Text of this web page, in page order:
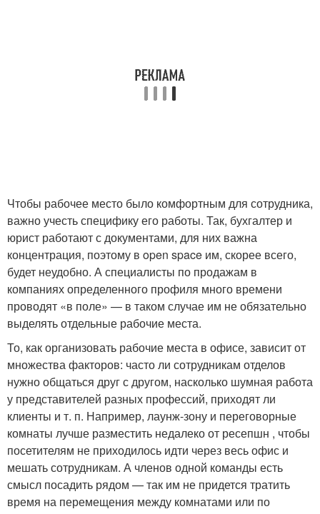
Чтобы рабочее место было комфортным для сотрудника,
важно учесть специфику его работы. Так, бухгалтер и
юрист работают с документами, для них важна
концентрация, поэтому в open space им, скорее всего,
будет неудобно. А специалисты по продажам в
компаниях определенного профиля много времени
проводят «в поле» — в таком случае им не обязательно
выделять отдельные рабочие места.
То, как организовать рабочие места в офисе, зависит от
множества факторов: часто ли сотрудникам отделов
нужно общаться друг с другом, насколько шумная работа
у представителей разных профессий, приходят ли
клиенты и т. п. Например, лаунж-зону и переговорные
комнаты лучше разместить недалеко от ресепшн , чтобы
посетителям не приходилось идти через весь офис и
мешать сотрудникам. А членов одной команды есть
смысл посадить рядом — так им не придется тратить
время на перемещения между комнатами или по